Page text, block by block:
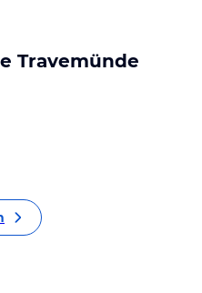
Travemünde